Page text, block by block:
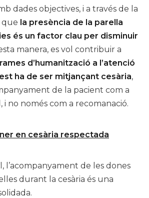
dades objectives, i a través de la
que la presència de la parella
és un factor clau per disminuir
manera, es vol contribuir a
d’humanització a l’atenció
ha de ser mitjançant cesària,
de la pacient com a
no només com a recomanació.
en cesària respectada
l’acompanyament de les dones
durant la cesària és una